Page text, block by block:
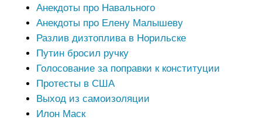
Анекдоты про Навального
Анекдоты про Елену Малышеву
Разлив дизтоплива в Норильске
Путин бросил ручку
Голосование за поправки к конституции
Протесты в США
Выход из самоизоляции
Илон Маск